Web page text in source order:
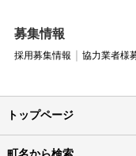
募集情報
採用募集情報 協力業者様
トップページ